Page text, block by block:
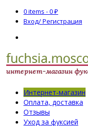
0 items -0₽
Вход/ Регистрация
Интернет-магазин
Оплата, доставка
Отзывы
Уход за фуксией